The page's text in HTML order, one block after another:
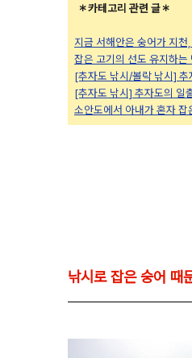
＊카테고리 관련 글＊
지금 서해안은 숭어가 지
잡은 고기의 선도 유지하는
[추자도 낚시/볼락 낚시] 추
[추자도 낚시] 추자도의 일
소안도에서 아내가 혼자 잡
낚시로 잡은 숭어 때